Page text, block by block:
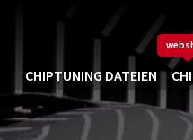
CHIPTUNING DATEIEN